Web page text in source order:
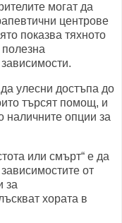
могат да
центрове
показва тяхното
улесни достъпа до
търсят помощ, и
наличните опции за
или смърт“ е да
от
за
хората в